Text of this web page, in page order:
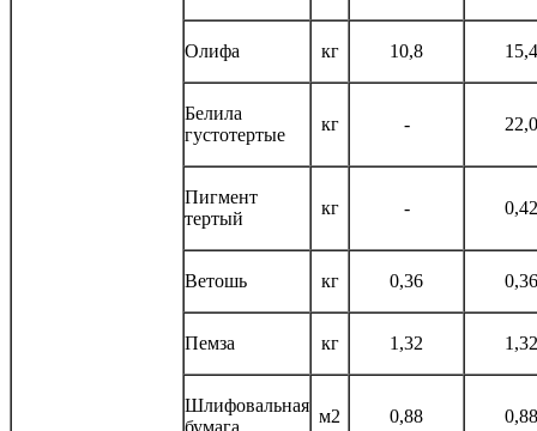
Олифа кг 10,8 15,4
Белила
густотертые
кг - 22,0
Пигмент
тертый
кг - 0,42
Ветошь кг 0,36 0,36
Пемза кг 1,32 1,32
Шлифовальная
бумага
м2 0,88 0,88